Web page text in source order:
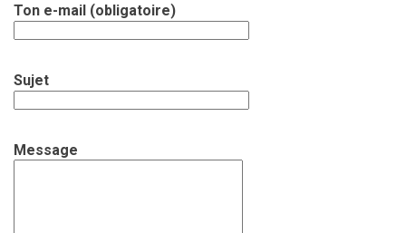
Ton e-mail (obligatoire)
Sujet
Message